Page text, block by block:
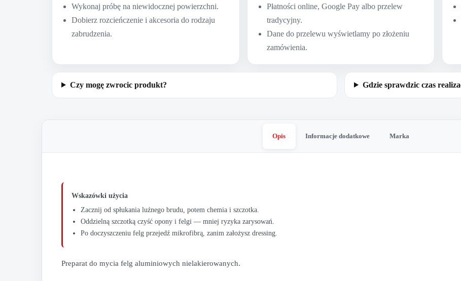
Wykonaj próbę na niewidocznej powierzchni.
Dobierz rozcieńczenie i akcesoria do rodzaju
zabrudzenia.
Płatności online, Google Pay albo przelew
tradycyjny.
Dane do przelewu wyświetlamy po złożeniu
zamówienia.
Czy mogę zwrocic produkt? Gdzie sprawdzic czas
Opis Informacje dodatkowe Marka
Wskazówki użycia
Zacznij od spłukania luźnego brudu, potem chemia i szczotka.
Oddzielną szczotką czyść opony i felgi — mniej ryzyka zarysowań.
Po doczyszczeniu felg przejedź mikrofibrą, zanim założysz dressing.
Preparat do mycia felg aluminiowych nielakierowanych.